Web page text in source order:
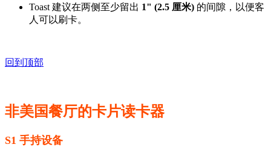
Toast 建议在两侧至少留出 1" (2.5 厘米) 的间隙，以便客
人可以刷卡。
回到顶部
非美国餐厅的卡片读卡器
S1 手持设备